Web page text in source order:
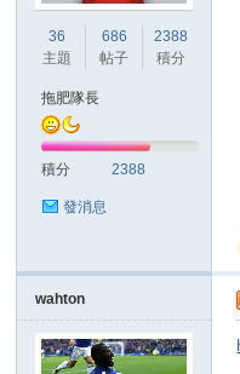
36
主題
686
帖子
2388
積分
拖肥隊長
積分 2388
發消息
wahton